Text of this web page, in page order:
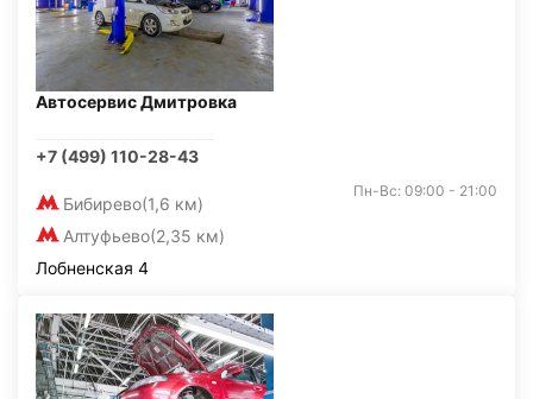
Автосервис Дмитровка
+7 (499) 110-28-43
Бибирево(1,6 км)
Алтуфьево(2,35 км)
Пн-Вс: 09:00 - 21:00
Лобненская 4